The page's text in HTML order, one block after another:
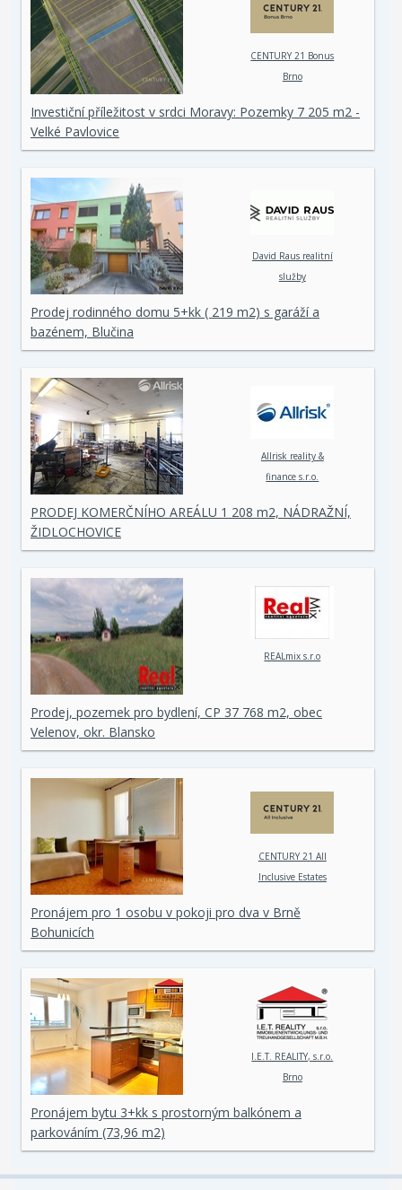
CENTURY 21 Bonus
Brno
Investiční příležitost v srdci Moravy: Pozemky 7 205 m2 -
Velké Pavlovice
David Raus realitní
služby
Prodej rodinného domu 5+kk ( 219 m2) s garáží a
bazénem, Blučina
Allrisk reality &
finance s.r.o.
PRODEJ KOMERČNÍHO AREÁLU 1 208 m2, NÁDRAŽNÍ,
ŽIDLOCHOVICE
REALmix s.r.o
Prodej, pozemek pro bydlení, CP 37 768 m2, obec
Velenov, okr. Blansko
CENTURY 21 All
Inclusive Estates
Pronájem pro 1 osobu v pokoji pro dva v Brně
Bohunicích
I.E.T. REALITY, s.r.o.
Brno
Pronájem bytu 3+kk s prostorným balkónem a
parkováním (73,96 m2)